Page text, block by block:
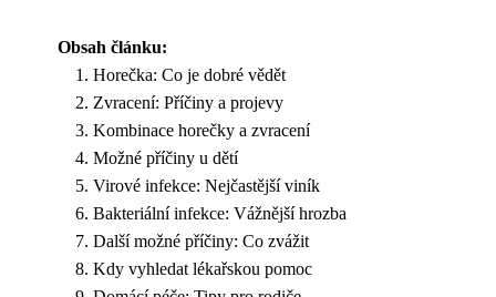
Obsah článku:
Horečka: Co je dobré vědět
Zvracení: Příčiny a projevy
Kombinace horečky a zvracení
Možné příčiny u dětí
Virové infekce: Nejčastější viník
Bakteriální infekce: Vážnější hrozba
Další možné příčiny: Co zvážit
Kdy vyhledat lékařskou pomoc